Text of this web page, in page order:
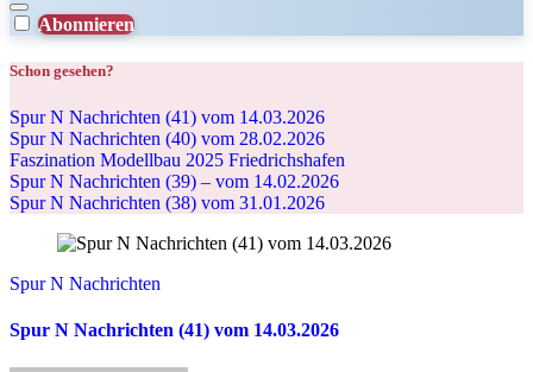
Abonnieren
Schon gesehen?
Spur N Nachrichten (41) vom 14.03.2026
Spur N Nachrichten (40) vom 28.02.2026
Faszination Modellbau 2025 Friedrichshafen
Spur N Nachrichten (39) – vom 14.02.2026
Spur N Nachrichten (38) vom 31.01.2026
Spur N Nachrichten
Spur N Nachrichten (41) vom 14.03.2026